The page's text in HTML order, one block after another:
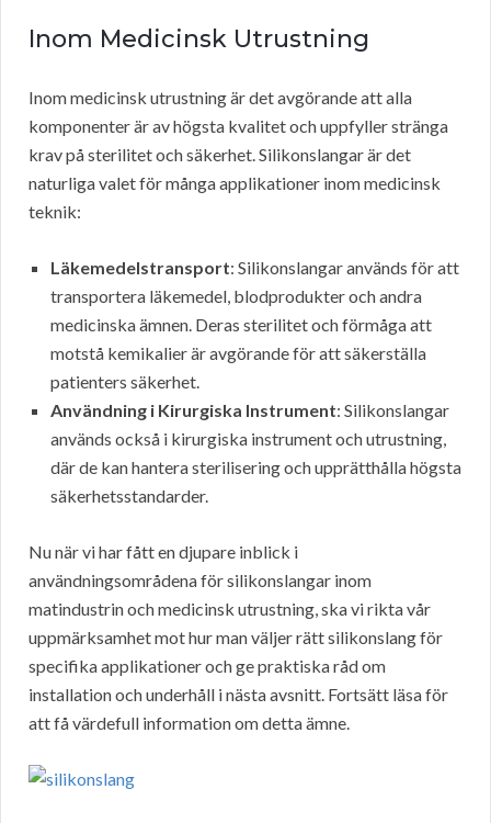
Inom Medicinsk Utrustning
Inom medicinsk utrustning är det avgörande att alla
komponenter är av högsta kvalitet och uppfyller stränga
krav på sterilitet och säkerhet. Silikonslangar är det
naturliga valet för många applikationer inom medicinsk
teknik:
Läkemedelstransport: Silikonslangar används för att
transportera läkemedel, blodprodukter och andra
medicinska ämnen. Deras sterilitet och förmåga att
motstå kemikalier är avgörande för att säkerställa
patienters säkerhet.
Användning i Kirurgiska Instrument: Silikonslangar
används också i kirurgiska instrument och utrustning,
där de kan hantera sterilisering och upprätthålla högsta
säkerhetsstandarder.
Nu när vi har fått en djupare inblick i
användningsområdena för silikonslangar inom
matindustrin och medicinsk utrustning, ska vi rikta vår
uppmärksamhet mot hur man väljer rätt silikonslang för
specifika applikationer och ge praktiska råd om
installation och underhåll i nästa avsnitt. Fortsätt läsa för
att få värdefull information om detta ämne.